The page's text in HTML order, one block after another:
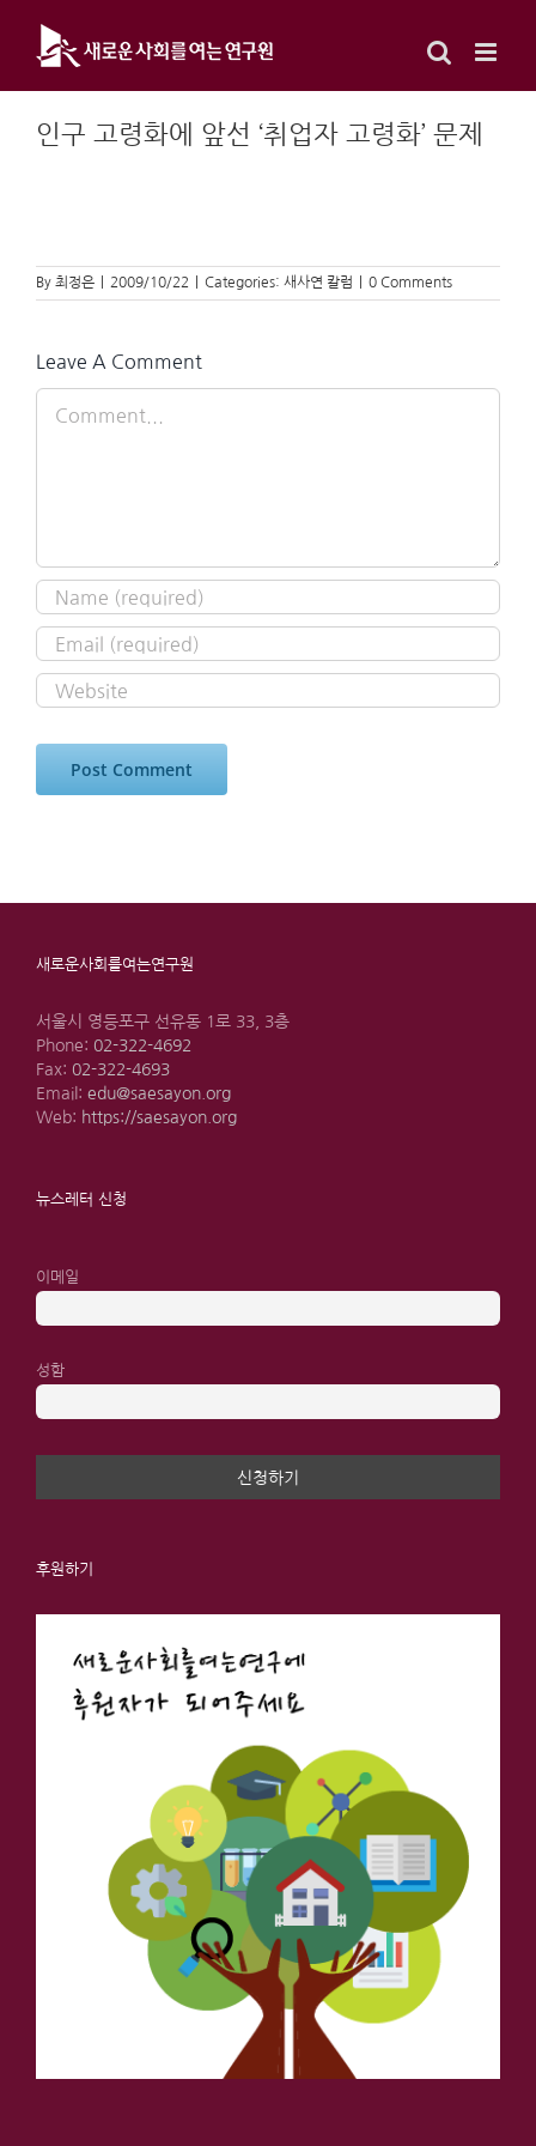
content
인구 고령화에 앞선 ‘취업자 고령화’ 문제
By 최정은 2009/10/22 Categories: 새사연 칼럼 0 Comments
Leave A Comment
새로운사회를여는연구원
서울시 영등포구 선유동 1로 33, 3층
Phone: 02-322-4692
Fax: 02-322-4693
Email: edu@saesayon.org
Web: https://saesayon.org
뉴스레터 신청
이메일
성함
후원하기